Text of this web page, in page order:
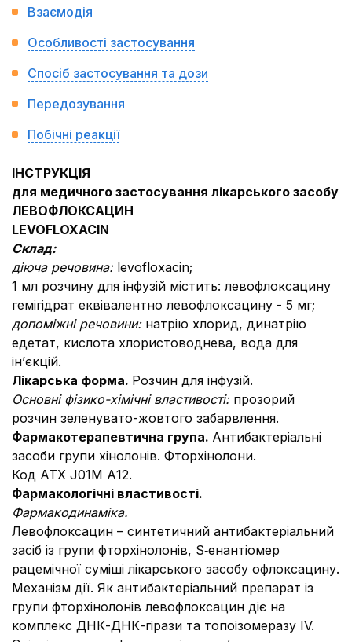
Взаємодія
Особливості застосування
Спосіб застосування та дози
Передозування
Побічні реакції
ІНСТРУКЦІЯ
для медичного застосування лікарського засобу
ЛЕВОФЛОКСАЦИН
LEVOFLOXACIN
Склад:
діюча речовина: levofloxacin;
1 мл розчину для інфузій містить: левофлоксацину
гемігідрат еквівалентно левофлоксацину - 5 мг;
допоміжні речовини: натрію хлорид, динатрію
едетат, кислота хлористоводнева, вода для
ін’єкцій.
Лікарська форма. Розчин для інфузій.
Основні фізико-хімічні властивості: прозорий
розчин зеленувато-жовтого забарвлення.
Фармакотерапевтична група. Антибактеріальні
засоби групи хінолонів. Фторхінолони.
Код АТХ J01М А12.
Фармакологічні властивості.
Фармакодинаміка.
Левофлоксацин – синтетичний антибактеріальний
засіб із групи фторхінолонів, S‑енантіомер
рацемічної суміші лікарського засобу офлоксацину.
Механізм дії. Як антибактеріальний препарат із
групи фторхінолонів левофлоксацин діє на
комплекс ДНК-ДНК-гірази та топоізомеразу ІV.